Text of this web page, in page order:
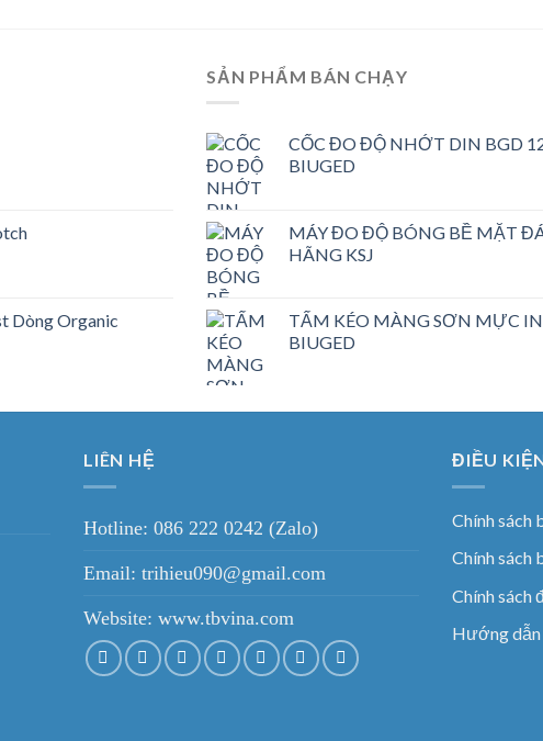
Dòng Organic
SẢN PHẨM BÁN CHẠY
CỐC ĐO ĐỘ NHỚT DIN BGD
BIUGED
MÁY ĐO ĐỘ BÓNG BỀ MẶT ĐÁ
HÃNG KSJ
TẤM KÉO MÀNG SƠN MỰC
BIUGED
LIÊN HỆ
Hotline: 086 222 0242 (Zalo)
Email: trihieu090@gmail.com
Website: www.tbvina.com
ĐIỀU
Chính sách
Chính sách
Chính sách
Hướng dẫn